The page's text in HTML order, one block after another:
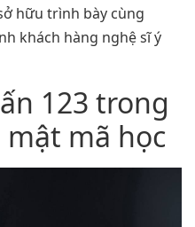
hữu trình bày cùng
khách hàng nghệ sĩ ý
123 trong
mã học